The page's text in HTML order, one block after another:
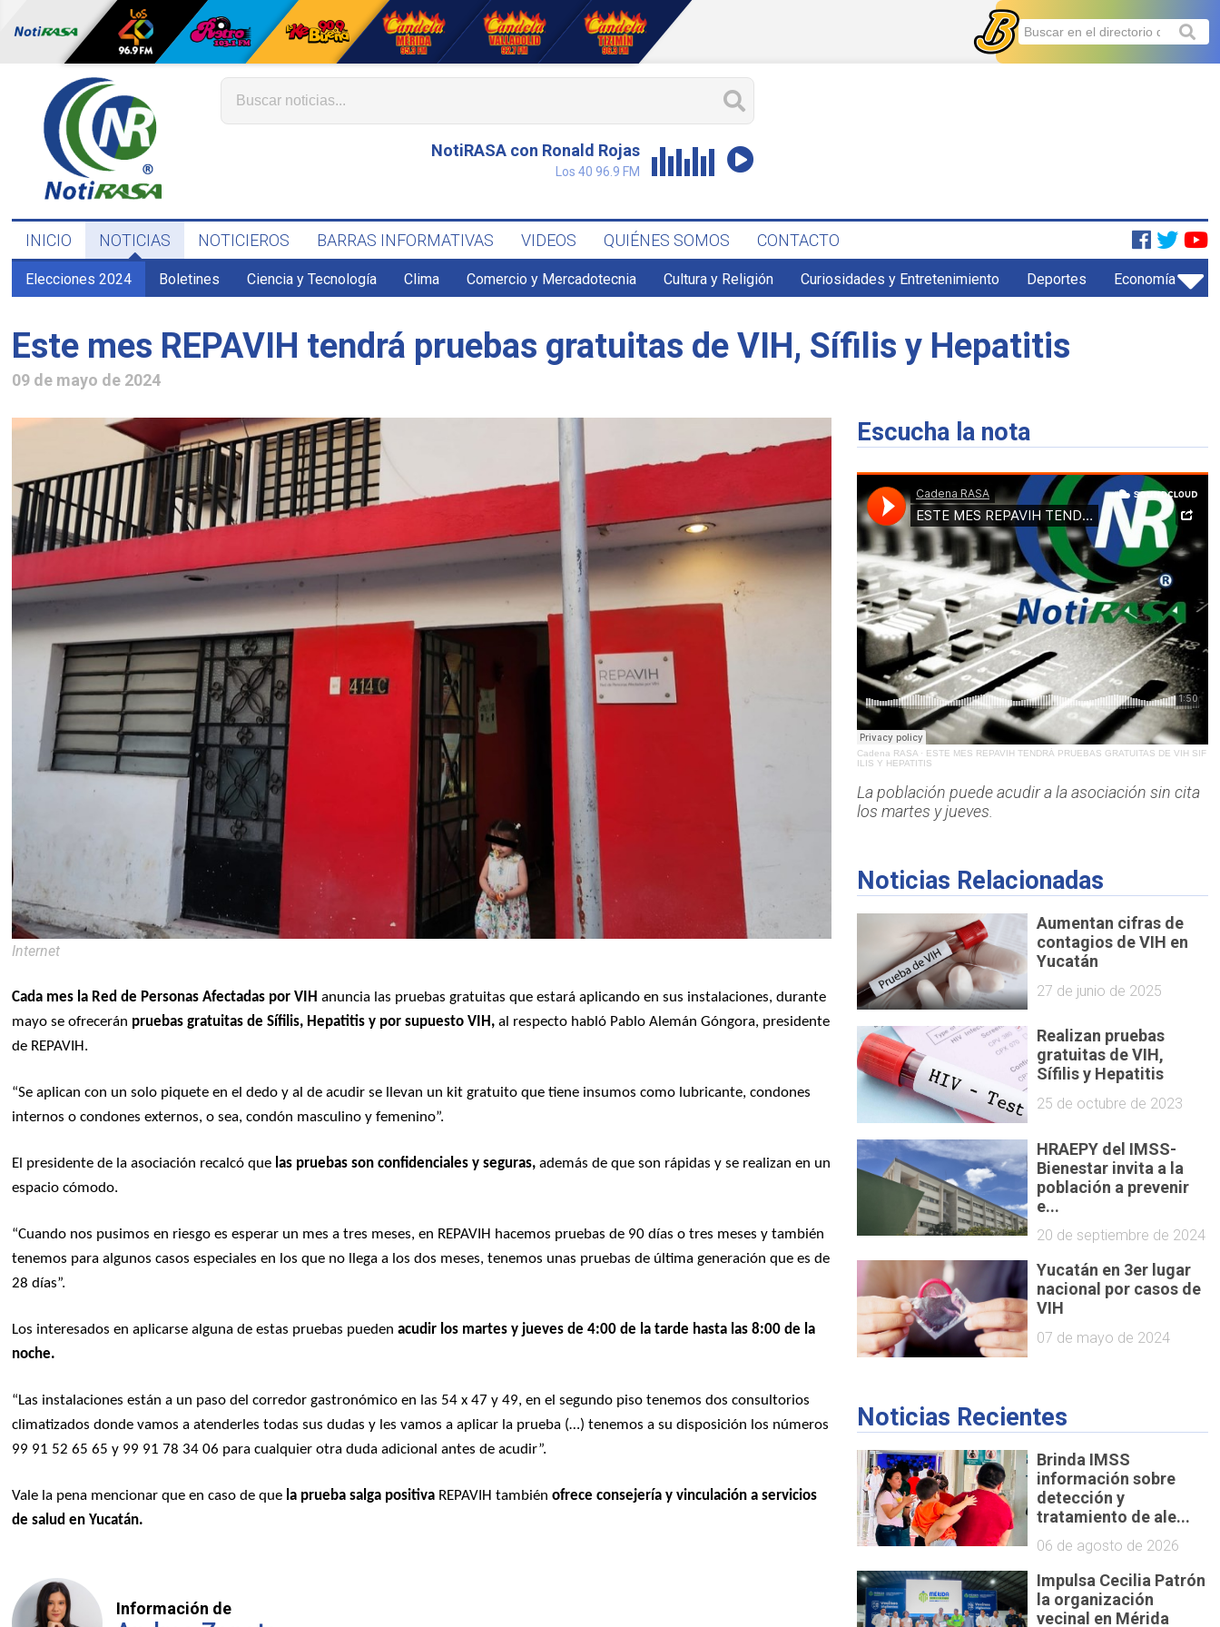
NotiRASA con Ronald Rojas
Los 40 96.9 FM
INICIO NOTICIAS NOTICIEROS BARRAS INFORMATIVAS VIDEOS QUIÉNES SOMOS CONTACTO
Elecciones 2024 Boletines Ciencia y Tecnología Clima Comercio y Mercadotecnia Cultura y Religión Curiosidades y Entretenimiento Deportes Economía
Este mes REPAVIH tendrá pruebas gratuitas de VIH, Sífilis y Hepatitis
09 de mayo de 2024
Internet
Cada mes la Red de Personas Afectadas por VIH anuncia las pruebas gratuitas que estará aplicando en sus instalaciones, durante
mayo se ofrecerán pruebas gratuitas de Sífilis, Hepatitis y por supuesto VIH, al respecto habló Pablo Alemán Góngora, presidente
de REPAVIH.
“Se aplican con un solo piquete en el dedo y al de acudir se llevan un kit gratuito que tiene insumos como lubricante, condones
internos o condones externos, o sea, condón masculino y femenino”.
El presidente de la asociación recalcó que las pruebas son confidenciales y seguras, además de que son rápidas y se realizan en un
espacio cómodo.
“Cuando nos pusimos en riesgo es esperar un mes a tres meses, en REPAVIH hacemos pruebas de 90 días o tres meses y también
tenemos para algunos casos especiales en los que no llega a los dos meses, tenemos unas pruebas de última generación que es de
28 días”.
Los interesados en aplicarse alguna de estas pruebas puedenacudir los martes y jueves de 4:00 de la tarde hasta las 8:00 de la
noche.
“Las instalaciones están a un paso del corredor gastronómico en las 54 x 47 y 49, en el segundo piso tenemos dos consultorios
climatizados donde vamos a atenderles todas sus dudas y les vamos a aplicar la prueba (…) tenemos a su disposición los números
99 91 52 65 65 y 99 91 78 34 06 para cualquier otra duda adicional antes de acudir”.
Vale la pena mencionar que en caso de que la prueba salga positiva REPAVIH tambiénofrece consejería y vinculación a servicios
de salud en Yucatán.
Información de
Escucha la nota
Cadena RASA· ESTE MES REPAVIH TENDRÁ PRUEBAS GRATUITAS DE VIH SIF
ILIS Y HEPATITIS
La población puede acudir a la asociación sin cita
los martes y jueves.
Noticias Relacionadas
Aumentan cifras de
contagios de VIH en
Yucatán
27 de junio de 2025
Realizan pruebas
gratuitas de VIH,
Sífilis y Hepatitis
25 de octubre de 2023
HRAEPY del IMSS-
Bienestar invita a la
población a prevenir
e...
20 de septiembre de 2024
Yucatán en 3er lugar
nacional por casos de
VIH
07 de mayo de 2024
Noticias Recientes
Brinda IMSS
información sobre
detección y
tratamiento de ale...
06 de agosto de 2026
Impulsa Cecilia Patrón
la organización
vecinal en Mérida